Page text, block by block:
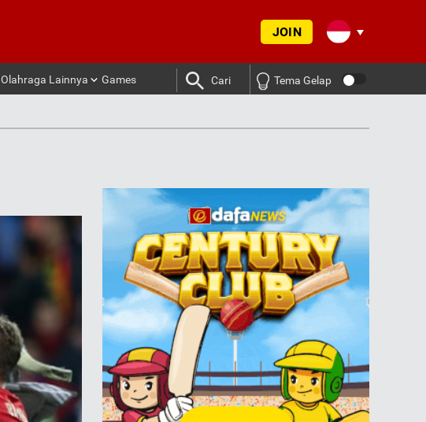
JOIN
Olahraga Lainnya Games Cari Tema Gelap